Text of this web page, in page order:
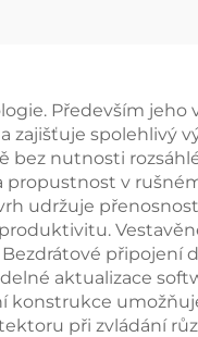
Především jeho
zajišťuje spolehlivý
bez nutnosti
v
udržuje
připojení
aktualizace
konstrukce
při zvládání